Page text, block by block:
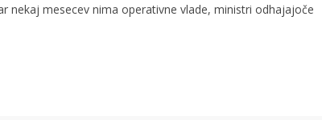
nekaj mesecev nima operativne vlade, ministri odhajajoče